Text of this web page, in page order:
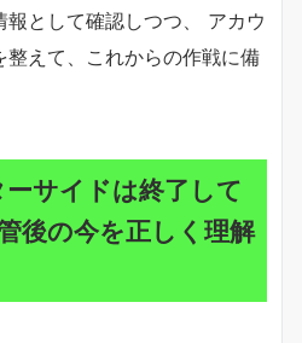
として確認しつつ、 アカウ
整えて、これからの作戦に備
サイドは終了して
後の今を正しく理解